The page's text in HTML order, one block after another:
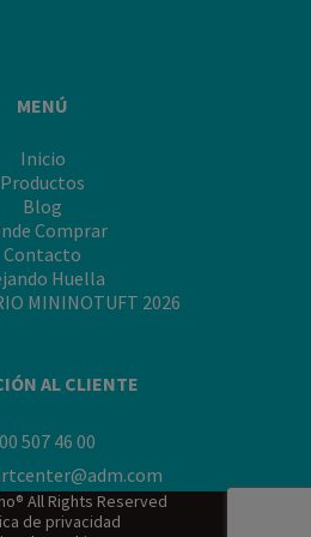
MENÚ
Inicio
Productos
Blog
Comprar
Contacto
Huella
MININOTUFT 2026
AL CLIENTE
507 46 00
All Rights Reserved
de privacidad